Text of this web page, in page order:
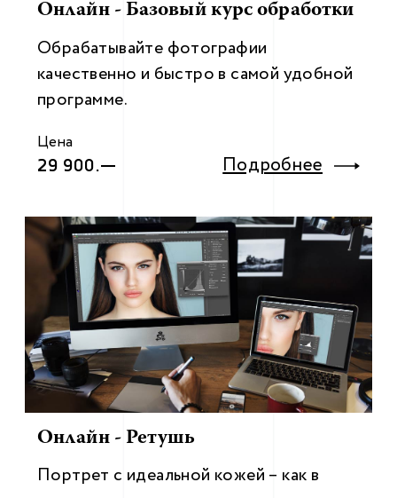
Онлайн - Базовый курс обработки
Обрабатывайте фотографии
качественно и быстро в самой удобной
программе.
Цена
29 900.— Подробнее
Онлайн - Ретушь
Портрет с идеальной кожей – как в